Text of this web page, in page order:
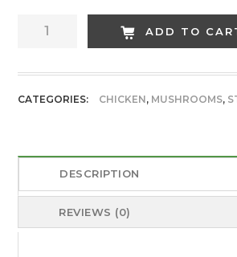
Chicken
quantity
ADD TO
CATEGORIES: CHICKEN, MUSHROOMS,
DESCRIPTION
REVIEWS (0)